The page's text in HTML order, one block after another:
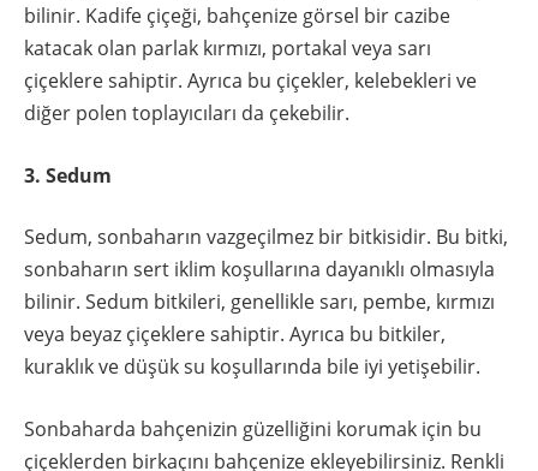
bilinir. Kadife çiçeği, bahçenize görsel bir cazibe
katacak olan parlak kırmızı, portakal veya sarı
çiçeklere sahiptir. Ayrıca bu çiçekler, kelebekleri ve
diğer polen toplayıcıları da çekebilir.
3. Sedum
Sedum, sonbaharın vazgeçilmez bir bitkisidir. Bu bitki,
sonbaharın sert iklim koşullarına dayanıklı olmasıyla
bilinir. Sedum bitkileri, genellikle sarı, pembe, kırmızı
veya beyaz çiçeklere sahiptir. Ayrıca bu bitkiler,
kuraklık ve düşük su koşullarında bile iyi yetişebilir.
Sonbaharda bahçenizin güzelliğini korumak için bu
çiçeklerden birkaçını bahçenize ekleyebilirsiniz. Renkli